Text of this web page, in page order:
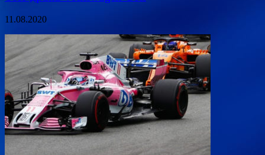
11.08.2020